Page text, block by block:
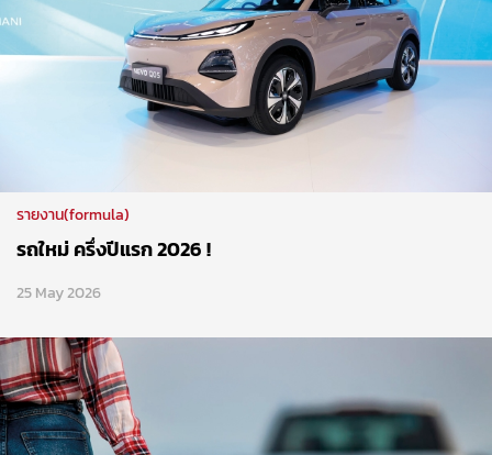
รายงาน(formula)
รถใหม่ ครึ่งปีแรก 2026 !
25 May 2026